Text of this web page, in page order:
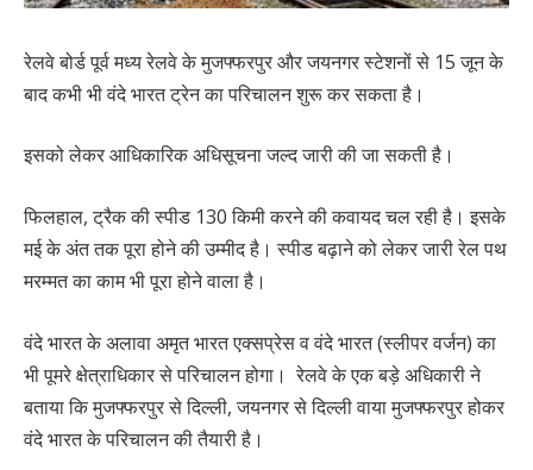
रेलवे बोर्ड पूर्व मध्य रेलवे के मुजफ्फरपुर और जयनगर स्टेशनों से 15 जून के
बाद कभी भी वंदे भारत ट्रेन का परिचालन शुरू कर सकता है।
इसको लेकर आधिकारिक अधिसूचना जल्द जारी की जा सकती है।
फिलहाल, ट्रैक की स्पीड 130 किमी करने की कवायद चल रही है। इसके
मई के अंत तक पूरा होने की उम्मीद है। स्पीड बढ़ाने को लेकर जारी रेल पथ
मरम्मत का काम भी पूरा होने वाला है।
वंदे भारत के अलावा अमृत भारत एक्सप्रेस व वंदे भारत (स्लीपर वर्जन) का
भी पूमरे क्षेत्राधिकार से परिचालन होगा। रेलवे के एक बड़े अधिकारी ने
बताया कि मुजफ्फरपुर से दिल्ली, जयनगर से दिल्ली वाया मुजफ्फरपुर होकर
वंदे भारत के परिचालन की तैयारी है।